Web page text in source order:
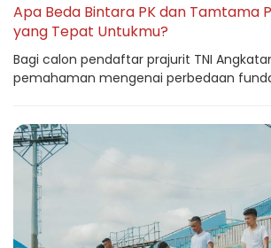
Apa Beda Bintara PK dan Tamtama
yang Tepat Untukmu?
Bagi calon pendaftar prajurit TNI
pemahaman mengenai perbedaan